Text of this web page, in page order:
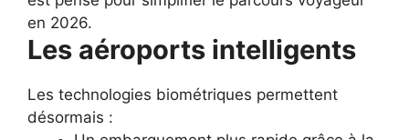
en 2026.
Les aéroports intelligents
Les technologies biométriques permettent
désormais :